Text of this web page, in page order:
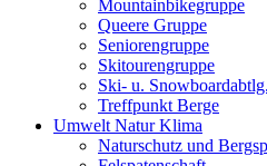
Mountainbikegruppe
Queere Gruppe
Seniorengruppe
Skitourengruppe
Ski- u.
Treffpunkt Berge
Umwelt Natur Klima
Naturschutz und